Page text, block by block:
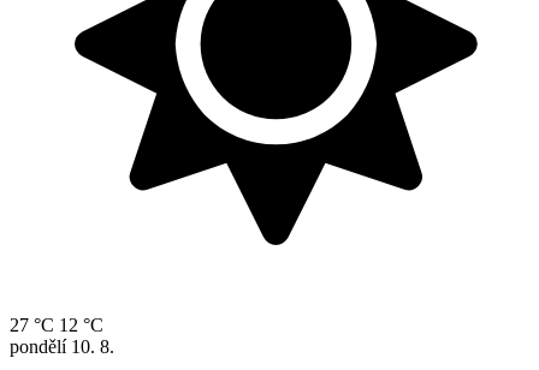
27 °C 12 °C
pondělí 10. 8.